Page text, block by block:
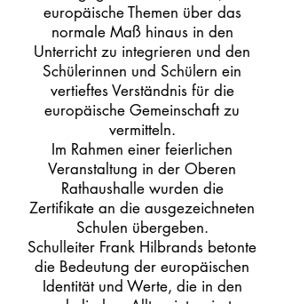
europäische Themen über das
normale Maß hinaus in den
Unterricht zu integrieren und den
Schülerinnen und Schülern ein
vertieftes Verständnis für die
europäische Gemeinschaft zu
vermitteln.
Im Rahmen einer feierlichen
Veranstaltung in der Oberen
Rathaushalle wurden die
Zertifikate an die ausgezeichneten
Schulen übergeben.
Schulleiter Frank Hilbrands betonte
die Bedeutung der europäischen
Identität und Werte, die in den